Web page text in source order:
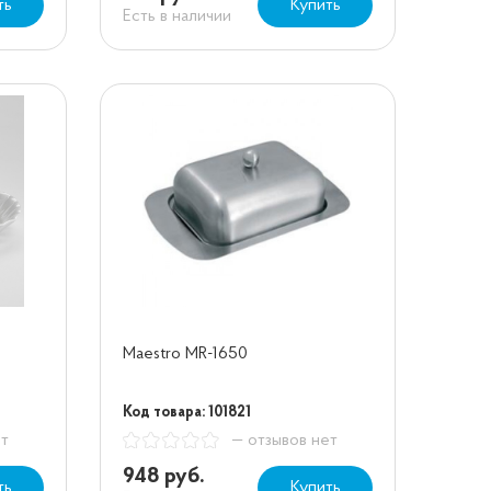
Есть в наличии
Купить
Maestro MR-1650
Код товара: 101821
— отзывов нет
948 руб.